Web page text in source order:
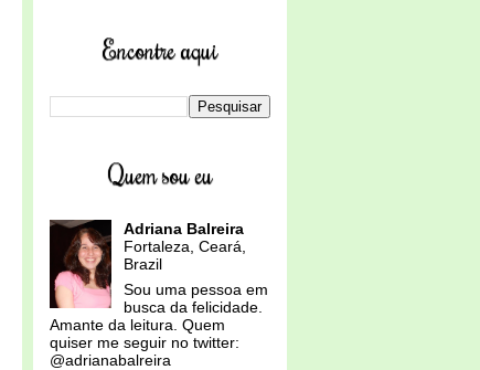
Encontre aqui
Quem sou eu
Adriana Balreira
Fortaleza, Ceará,
Brazil
Sou uma pessoa em
busca da felicidade.
Amante da leitura. Quem
quiser me seguir no twitter:
@adrianabalreira